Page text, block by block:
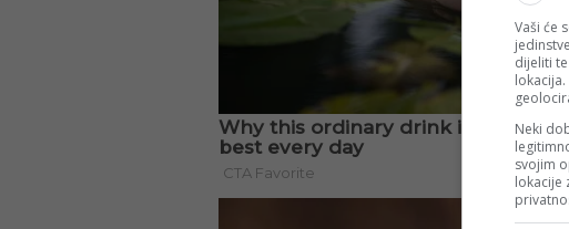
Vaši će
dijeliti
Neki
svojim
lokacije